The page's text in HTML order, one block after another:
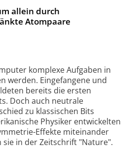
allein durch
Atompaare
komplexe Aufgaben in
werden. Eingefangene und
bereits die ersten
Doch auch neutrale
zu klassischen Bits
Physiker entwickelten
Effekte miteinander
in der Zeitschrift "Nature".